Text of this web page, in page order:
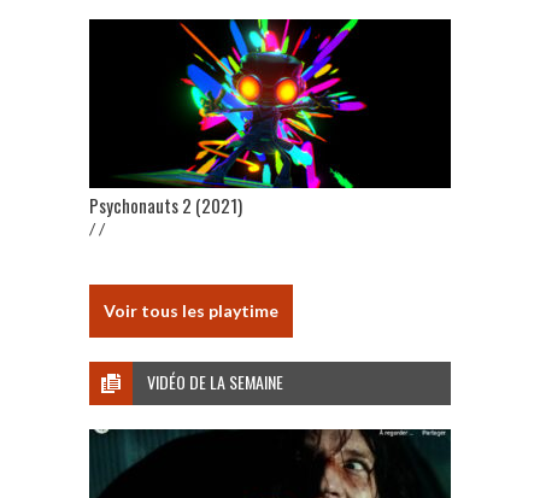
Psychonauts 2 (2021)
/ /
Voir tous les playtime
VIDÉO DE LA SEMAINE